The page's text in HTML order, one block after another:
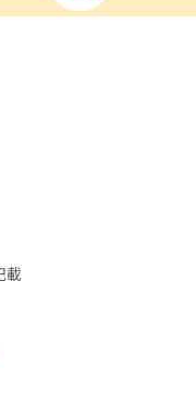
載